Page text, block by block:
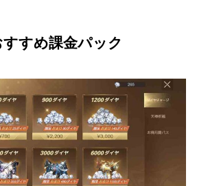
すめ課金パック